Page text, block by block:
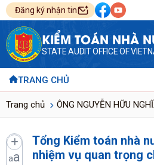
Đăng ký nhận tin
KIỂM TOÁN NHÀ
STATE AUDIT OFFICE OF
TRANG CHỦ
Trang chủ ÔNG NGUYỄN HỮU
aa
Tổng Kiểm toán nhà
nhiệm vụ quan trọng